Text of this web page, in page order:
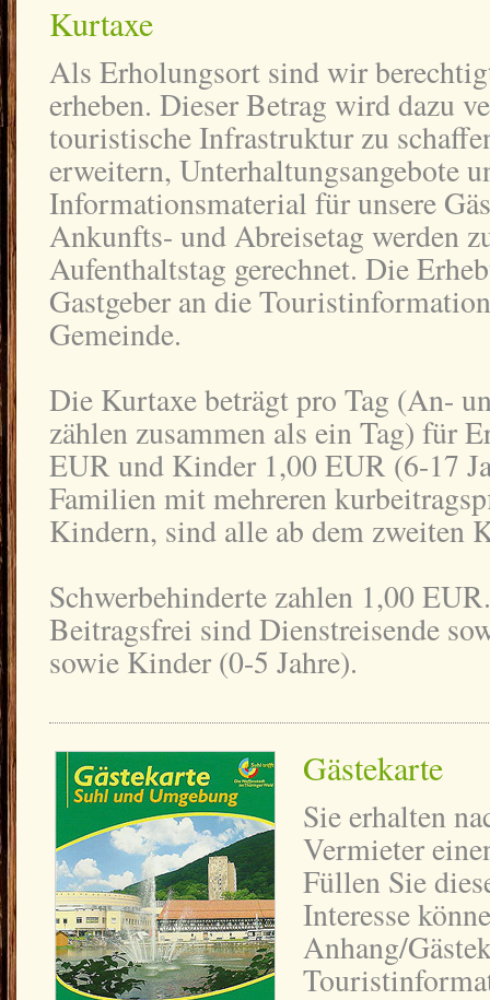
Kurtaxe
Als Erholungsort sind wir
erheben. Dieser Betrag wird dazu
touristische Infrastruktur zu
erweitern, Unterhaltungsangebote
Informationsmaterial für unsere
Ankunfts- und Abreisetag werden
Aufenthaltstag gerechnet. Die
Gastgeber an die
Gemeinde.
Die Kurtaxe beträgt pro Tag (An-
zählen zusammen als ein Tag) für
EUR und Kinder 1,00 EUR (6-17
Familien mit mehreren
Kindern, sind alle ab dem zweiten
Schwerbehinderte zahlen 1,00 EUR.
Beitragsfrei sind Dienstreisende
sowie Kinder (0-5 Jahre).
Gästekarte
Sie erhalten
Vermieter
Füllen Sie
Interesse
Anhang/